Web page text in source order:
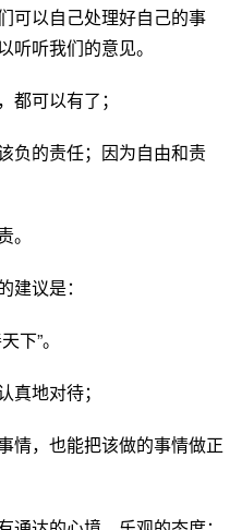
可以自己处理好自己的事
听我们的意见。
都可以有了；
负的责任；因为自由和责
议是：
下”。
真地对待；
情，也能把该做的事情做正